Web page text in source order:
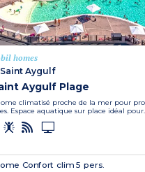
homes
Saint Aygulf
Aygulf Plage
climatisé proche de la mer pour
Espace aquatique sur place idéal
Confort clim 5 pers.